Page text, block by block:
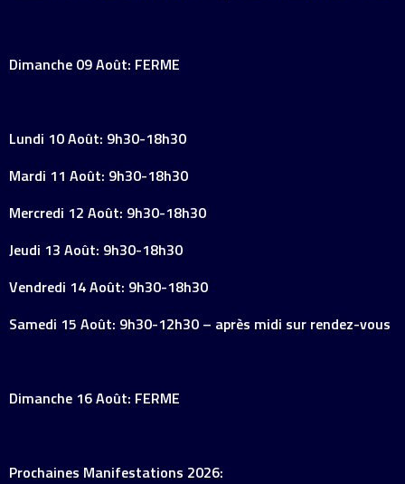
Dimanche 09 Août: FERME
Lundi 10 Août: 9h30-18h30
Mardi 11 Août: 9h30-18h30
Mercredi 12 Août: 9h30-18h30
Jeudi 13 Août: 9h30-18h30
Vendredi 14 Août: 9h30-18h30
Samedi 15 Août: 9h30-12h30 – après midi sur rendez-vous
Dimanche 16 Août: FERME
Prochaines Manifestations 2026: